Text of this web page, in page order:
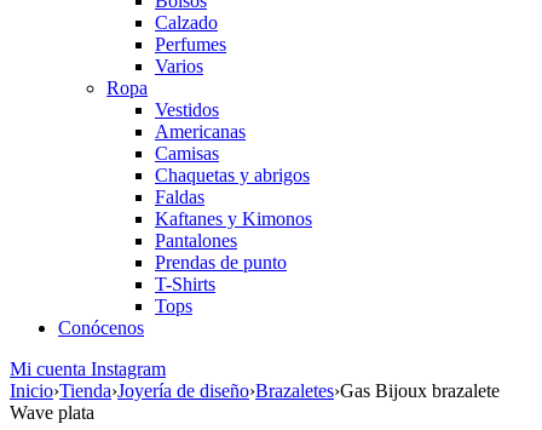
Calzado
Perfumes
Varios
Ropa
Vestidos
Americanas
Camisas
Chaquetas y abrigos
Faldas
Kaftanes y Kimonos
Pantalones
Prendas de punto
T-Shirts
Tops
Conócenos
Mi cuenta Instagram
Inicio›Tienda›Joyería de diseño›Brazaletes›Gas Bijoux brazalete
Wave plata